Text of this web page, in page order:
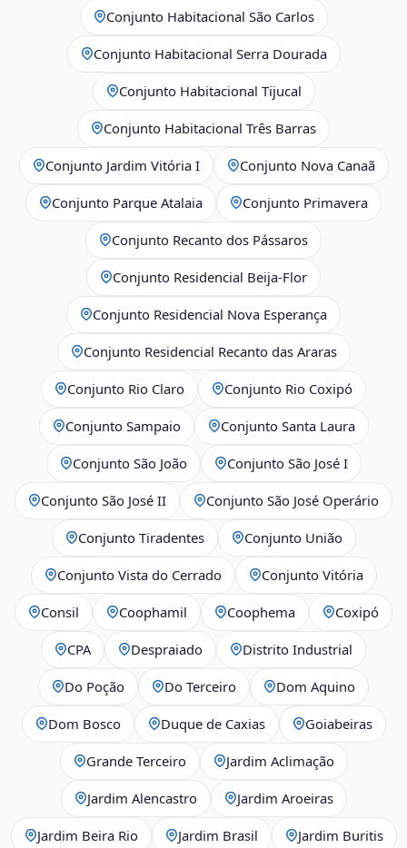
Conjunto Habitacional São Carlos
Conjunto Habitacional Serra Dourada
Conjunto Habitacional Tijucal
Conjunto Habitacional Três Barras
Conjunto Jardim Vitória I Conjunto Nova Canaã
Conjunto Parque Atalaia Conjunto Primavera
Conjunto Recanto dos Pássaros
Conjunto Residencial Beija-Flor
Conjunto Residencial Nova Esperança
Conjunto Residencial Recanto das Araras
Conjunto Rio Claro Conjunto Rio Coxipó
Conjunto Sampaio Conjunto Santa Laura
Conjunto São João Conjunto São José I
Conjunto São José II Conjunto São José Operário
Conjunto Tiradentes Conjunto União
Conjunto Vista do Cerrado Conjunto Vitória
Consil Coophamil Coophema Coxipó
CPA Despraiado Distrito Industrial
Do Poção Do Terceiro Dom Aquino
Dom Bosco Duque de Caxias Goiabeiras
Grande Terceiro Jardim Aclimação
Jardim Alencastro Jardim Aroeiras
Jardim Beira Rio Jardim Brasil Jardim Buritis